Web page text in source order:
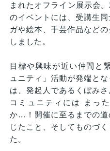
まれたオフライン展示会
のイベントには、受講生
ガや絵本、手芸作品など
しました。
目標や興味が近い仲間と
ュニティ」活動が発端と
は、発起人であるくぼみ
コミュニティには まっ
か…！開催に至るまでの
じたこと、そしてものづ
た。